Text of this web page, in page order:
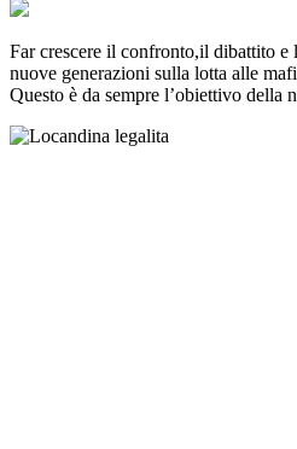
Far crescere il confronto,il dibattito e
nuove generazioni sulla lotta alle
Questo è da sempre l’obiettivo della